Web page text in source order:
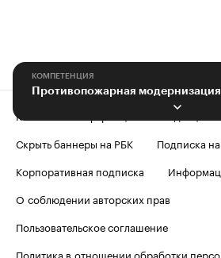
КОМПЕТЕНЦИЯ
Противопожарная модернизация
Контактная информация
Скрыть баннеры на РБК
Подписка
Корпоративная подписка
О соблюдении авторских прав
Пользовательское соглашение
Политика в отношении обработки